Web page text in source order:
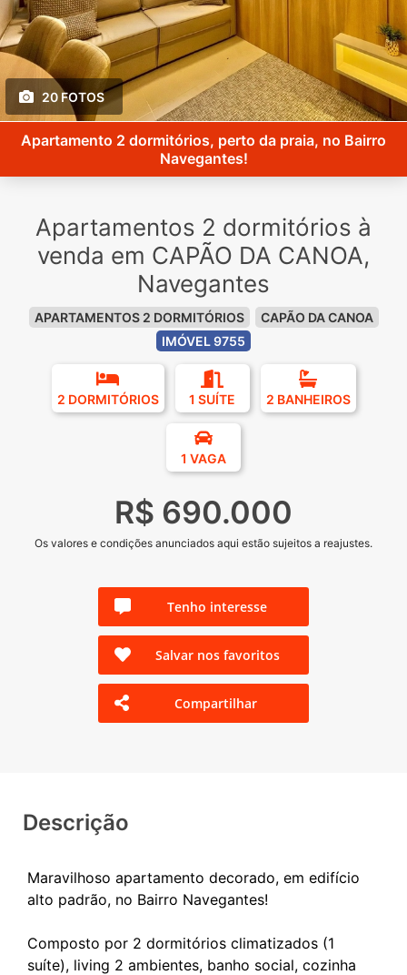
20 FOTOS
Apartamento 2 dormitórios, perto da praia, no Bairro
Navegantes!
Apartamentos 2 dormitórios à
venda em CAPÃO DA CANOA,
Navegantes
APARTAMENTOS 2 DORMITÓRIOS
CAPÃO DA CANOA
IMÓVEL 9755
2 DORMITÓRIOS 1 SUÍTE 2 BANHEIROS
1 VAGA
R$ 690.000
Os valores e condições anunciados aqui estão sujeitos a reajustes.
Tenho interesse
Salvar nos favoritos
Compartilhar
Descrição
Maravilhoso apartamento decorado, em edifício
alto padrão, no Bairro Navegantes!
Composto por 2 dormitórios climatizados (1
suíte), living 2 ambientes, banho social, cozinha